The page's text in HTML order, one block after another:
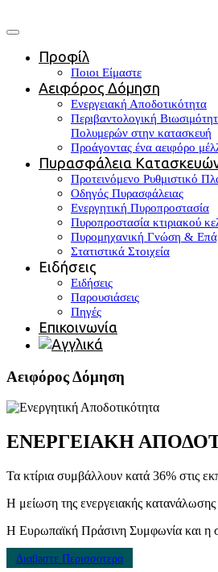
Προφίλ
Ποιοι Είμαστε
Αειφόρος Δόμηση
Ενεργειακή Αποδοτικότητα
Περιβαντολογική
Πολυμερών στην κατασκευή
Προάγοντας ένα αειφόρο
Πυρασφάλεια
Προτεινόμενο Ρυθμιστικό
Οδηγός Πυρασφάλειας
Ενεργητική Πυροπροστασία
Πυροπροστασία κτιριακού
Πυρομηχανική Γνώση &
Στατιστικά Στοιχεία
Ειδήσεις
Ειδήσεις
Παρουσιάσεις
Πηγές
Επικοινωνία
Αειφόρος Δόμηση
ΕΝΕΡΓΕΙΑΚΗ
Τα κτίρια συμβάλλουν κατά 36% στις
Η μείωση της ενεργειακής κατανάλωσης
Η Ευρωπαϊκή Πράσινη Συμφωνία και η
Διαβaστε Περισσoτερα